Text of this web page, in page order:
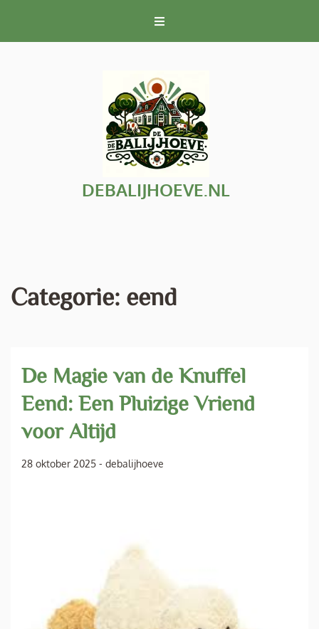
inhoud
DEBALIJHOEVE.NL
Categorie: eend
De Magie van de Knuffel
Eend: Een Pluizige Vriend
voor Altijd
28 oktober 2025 - debalijhoeve